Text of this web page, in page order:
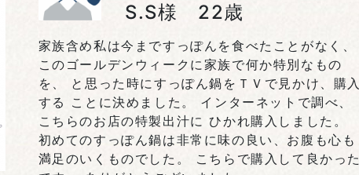
S.S様 22歳
家族含め私は今まですっぽんを食べたことがなく、
このゴールデンウィークに家族で何か特別なもの
を、 と思った時にすっぽん鍋をＴＶで見かけ、購入
する ことに決めました。 インターネットで調べ、
こちらのお店の特製出汁に ひかれ購入しました。
初めてのすっぽん鍋は非常に味の良い、お腹も心も
満足のいくものでした。 こちらで購入して良かった